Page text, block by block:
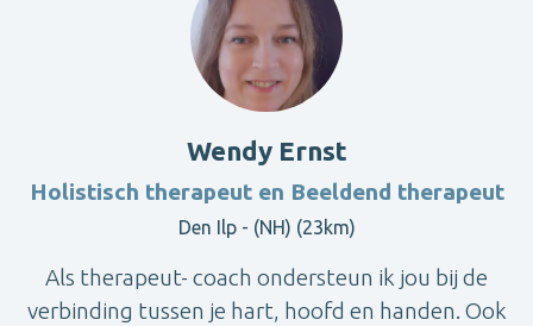
Wendy Ernst
Holistisch therapeut en Beeldend therapeut
Den Ilp - (NH) (23km)
Als therapeut- coach ondersteun ik jou bij de
verbinding tussen je hart, hoofd en handen. Ook